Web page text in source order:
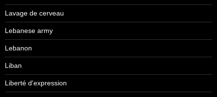
Lavage de cerveau
Lebanese army
Lebanon
Liban
Liberté d'expression